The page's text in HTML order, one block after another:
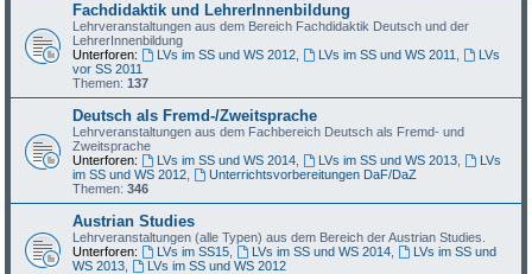
Fachdidaktik und LehrerInnenbildung
Lehrveranstaltungen aus dem Bereich Fachdidaktik Deutsch und der
LehrerInnenbildung
Unterforen:
LVs im SS und WS 2012 LVs im SS und WS 2011
LVs
vor SS 2011
Themen:137
Deutsch als Fremd-/Zweitsprache
Lehrveranstaltungen aus dem Fachbereich Deutsch als Fremd- und
Zweitsprache
Unterforen:
LVs im SS und WS 2014 LVs im SS und WS 2013
LVs
im SS und WS 2012
Unterrichtsvorbereitungen DaF/DaZ
Themen:346
Austrian Studies
Lehrveranstaltungen (alle Typen) aus dem Bereich der Austrian Studies.
Unterforen:
LVs im SS15 LVs im SS und WS 2014
LVs im SS und
WS 2013
LVs im SS und WS 2012